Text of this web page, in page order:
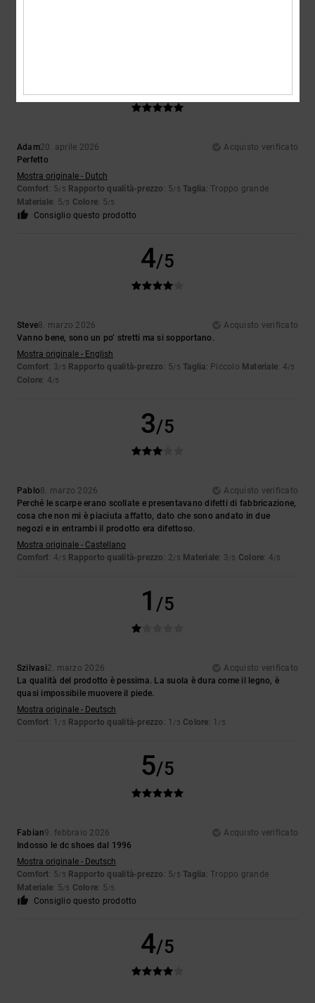
Adam20. aprile 2026
Acquisto verificato
Perfetto
Mostra originale - Dutch
Comfort: 5/5 Rapporto qualità-prezzo : 5/5 Taglia: Troppo grande
Materiale: 5/5 Colore: 5/5
Consiglio questo prodotto
4/5
Steve8. marzo 2026
Acquisto verificato
Vanno bene, sono un po’ stretti ma si sopportano.
Mostra originale - English
Comfort: 3/5 Rapporto qualità-prezzo : 5/5 Taglia: Piccolo Materiale: 4/5
Colore: 4/5
3/5
Pablo8. marzo 2026
Acquisto verificato
Perché le scarpe erano scollate e presentavano difetti di fabbricazione,
cosa che non mi è piaciuta affatto, dato che sono andato in due
negozi e in entrambi il prodotto era difettoso.
Mostra originale - Castellano
Comfort: 4/5 Rapporto qualità-prezzo : 2/5 Materiale: 3/5 Colore: 4/5
1 /5
Szilvasi2. marzo 2026
Acquisto verificato
La qualità del prodotto è pessima. La suola è dura come il legno, è
quasi impossibile muovere il piede.
Mostra originale - Deutsch
Comfort: 1 /5 Rapporto qualità-prezzo : 1 /5 Colore: 1 /5
5/5
Fabian9. febbraio 2026
Acquisto verificato
Indosso le dc shoes dal 1996
Mostra originale - Deutsch
Comfort: 5/5 Rapporto qualità-prezzo : 5/5 Taglia: Troppo grande
Materiale: 5/5 Colore: 5/5
Consiglio questo prodotto
4/5